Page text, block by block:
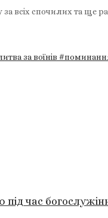
спочилих та ще
за воїнів
час